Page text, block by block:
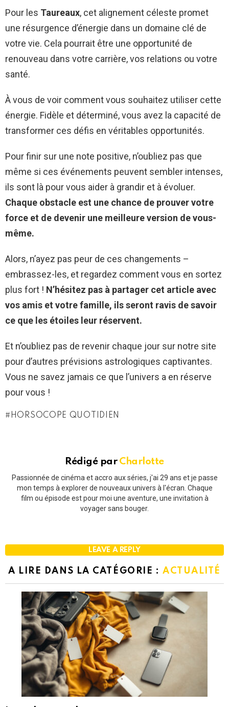
Pour les Taureaux, cet alignement céleste promet
une résurgence d’énergie dans un domaine clé de
votre vie. Cela pourrait être une opportunité de
renouveau dans votre carrière, vos relations ou votre
santé.
À vous de voir comment vous souhaitez utiliser cette
énergie. Fidèle et déterminé, vous avez la capacité de
transformer ces défis en véritables opportunités.
Pour finir sur une note positive, n’oubliez pas que
même si ces événements peuvent sembler intenses,
ils sont là pour vous aider à grandir et à évoluer.
Chaque obstacle est une chance de prouver votre
force et de devenir une meilleure version de vous-
même.
Alors, n’ayez pas peur de ces changements –
embrassez-les, et regardez comment vous en sortez
plus fort ! N’hésitez pas à partager cet article avec
vos amis et votre famille, ils seront ravis de savoir
ce que les étoiles leur réservent.
Et n’oubliez pas de revenir chaque jour sur notre site
pour d’autres prévisions astrologiques captivantes.
Vous ne savez jamais ce que l’univers a en réserve
pour vous !
HORSOCOPE QUOTIDIEN
Rédigé par Charlotte
Passionnée de cinéma et accro aux séries, j'ai 29 ans et je passe
mon temps à explorer de nouveaux univers à l'écran. Chaque
film ou épisode est pour moi une aventure, une invitation à
voyager sans bouger.
LEAVE A REPLY
A LIRE DANS LA CATÉGORIE : ACTUALITÉ